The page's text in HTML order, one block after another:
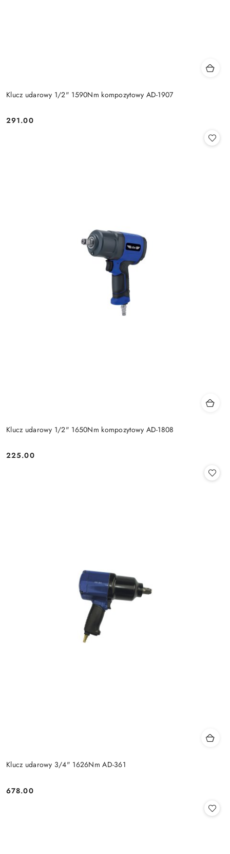
Klucz udarowy 1/2" 1590Nm kompozytowy AD-1907
Cena:
291.00
Klucz udarowy 1/2" 1650Nm kompozytowy AD-1808
Cena:
225.00
Klucz udarowy 3/4" 1626Nm AD-361
Cena:
678.00